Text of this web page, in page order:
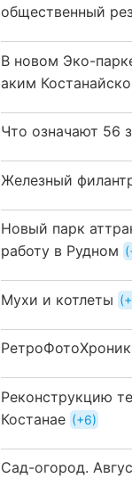
общественный
В новом Эко-
аким
Что означают 56
Железный
Новый парк
работу в Рудном
Мухи и котлеты
Реконструкцию
Костанае
+6
Сад-огород.